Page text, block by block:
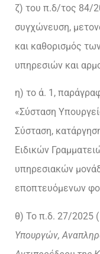
ζ) τoυ π.δ/τος 84/
συγχώνευση,
και καθορισμός
υπηρεσιών και
η) το ά. 1,
«Σύσταση
Σύσταση,
Ειδικών
υπηρεσιακών
εποπτευόμενων
θ) Το π.δ. 27/2025
Υπουργών,